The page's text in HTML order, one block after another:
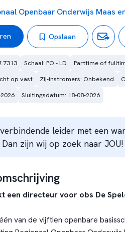
Openbaar Onderwijs Maas
Opslaan
7313 Schaal: PO - LD Parttime of
op vast
Zij-instromers: Onbekend
Sluitingsdatum: 18-08-2026
leider met een
zijn wij op zoek naar JOU!
een directeur voor obs De
van de vijftien openbare